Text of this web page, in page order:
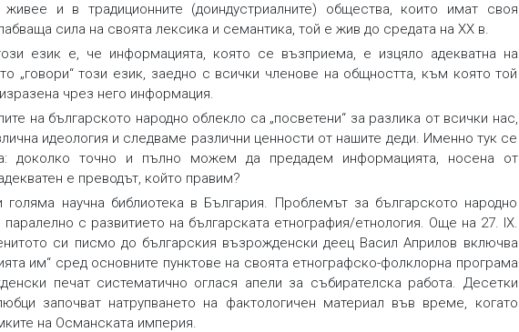
и в традиционните (доиндустриалните) общества, които имат своя
сила на своята лексика и семантика, той е жив до средата на ХХ в.
език е, че информацията, която се възприема, е изцяло адекватна на
„говори“ този език, заедно с всички членове на общността, към която той
чрез него информация.
на българското народно облекло са „посветени“ за разлика от всички нас,
идеология и следваме различни ценности от нашите деди. Именно тук се
доколко точно и пълно можем да предадем информацията, носена от
е преводът, който правим?
научна библиотека в България. Проблемът за българското народно
с развитието на българската етнография/етнология. Още на 27. ІХ.
си писмо до българския възрожденски деец Васил Априлов включва
им“ сред основните пунктове на своята етнографско-фолклорна програма
печат систематично оглася апели за събирателска работа. Десетки
започват натрупването на фактологичен материал във време, когато
на Османската империя.